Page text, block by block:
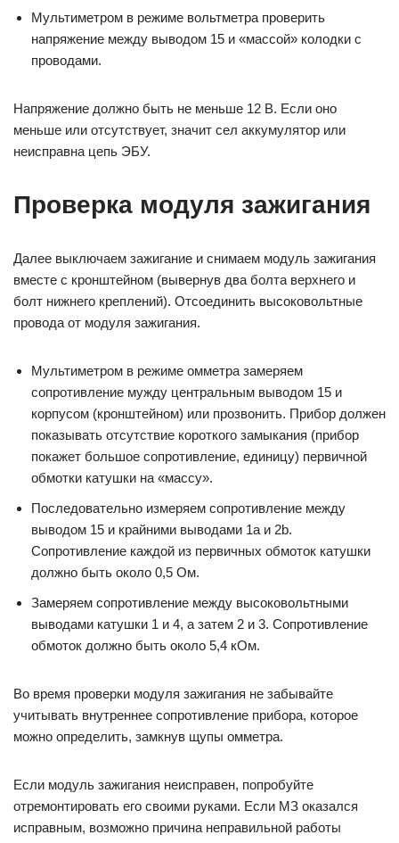
Мультиметром в режиме вольтметра проверить
напряжение между выводом 15 и «массой» колодки с
проводами.
Напряжение должно быть не меньше 12 В. Если оно
меньше или отсутствует, значит сел аккумулятор или
неисправна цепь ЭБУ.
Проверка модуля зажигания
Далее выключаем зажигание и снимаем модуль зажигания
вместе с кронштейном (вывернув два болта верхнего и
болт нижнего креплений). Отсоединить высоковольтные
провода от модуля зажигания.
Мультиметром в режиме омметра замеряем
сопротивление мужду центральным выводом 15 и
корпусом (кронштейном) или прозвонить. Прибор должен
показывать отсутствие короткого замыкания (прибор
покажет большое сопротивление, единицу) первичной
обмотки катушки на «массу».
Последовательно измеряем сопротивление между
выводом 15 и крайними выводами 1a и 2b.
Сопротивление каждой из первичных обмоток катушки
должно быть около 0,5 Ом.
Замеряем сопротивление между высоковольтными
выводами катушки 1 и 4, а затем 2 и 3. Сопротивление
обмоток должно быть около 5,4 кОм.
Во время проверки модуля зажигания не забывайте
учитывать внутреннее сопротивление прибора, которое
можно определить, замкнув щупы омметра.
Если модуль зажигания неисправен, попробуйте
отремонтировать его своими руками. Если МЗ оказался
исправным, возможно причина неправильной работы